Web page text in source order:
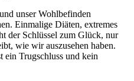
unser Wohlbefinden
Einmalige Diäten, extremes
der Schlüssel zum Glück, nur
wie wir auszusehen haben.
ein Trugschluss und kein